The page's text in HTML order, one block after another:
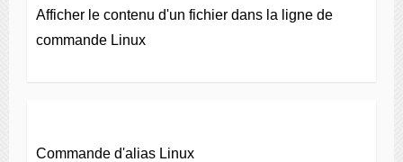
Afficher le contenu d'un fichier dans la ligne de
commande Linux
Commande d'alias Linux